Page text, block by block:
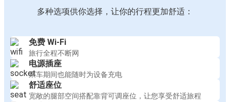
多种选项供你选择，让你的行程更加舒适：
免费 Wi-Fi
旅行全程不断网
电源插座
乘车期间也能随时为设备充电
舒适座位
宽敞的腿部空间搭配靠背可调座位，让您享受舒适旅程